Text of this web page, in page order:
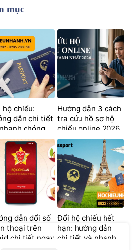
mục
Hướng dẫn 3 cách
tra cứu hồ sơ hộ
chiếu online 2026
hộ chiếu:
dẫn chi tiết
chóng
Đổi hộ chiếu hết
hạn: hướng dẫn
chi tiết và nhanh
dẫn đổi số
thoại trên
chi tiết ngay